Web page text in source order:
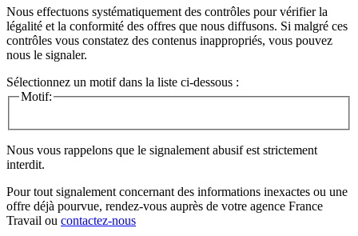
Nous effectuons systématiquement des contrôles pour vérifier la
légalité et la conformité des offres que nous diffusons. Si malgré ces
contrôles vous constatez des contenus inappropriés, vous pouvez
nous le signaler.
Sélectionnez un motif dans la liste ci-dessous :
Motif:
Nous vous rappelons que le signalement abusif est strictement
interdit.
Pour tout signalement concernant des informations inexactes ou une
offre déjà pourvue, rendez-vous auprès de votre agence France
Travail ou contactez-nous